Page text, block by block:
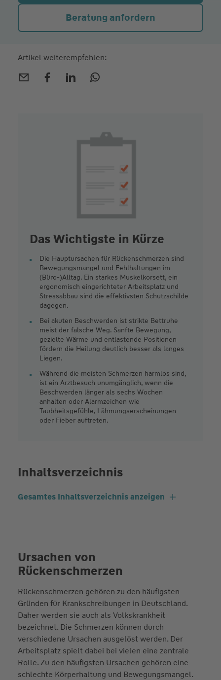
Beratung anfordern
Artikel weiterempfehlen:
Das Wichtigste in Kürze
Die Hauptursachen für Rückenschmerzen sind
Bewegungsmangel und Fehlhaltungen im
(Büro-)Alltag. Ein starkes Muskelkorsett, ein
ergonomisch eingerichteter Arbeitsplatz und
Stressabbau sind die effektivsten Schutzschilde
dagegen.
Bei akuten Beschwerden ist strikte Bettruhe
meist der falsche Weg. Sanfte Bewegung,
gezielte Wärme und entlastende Positionen
fördern die Heilung deutlich besser als langes
Liegen.
Während die meisten Schmerzen harmlos sind,
ist ein Arztbesuch unumgänglich, wenn die
Beschwerden länger als sechs Wochen
anhalten oder Alarmzeichen wie
Taubheitsgefühle, Lähmungserscheinungen
oder Fieber auftreten.
Inhaltsverzeichnis
Gesamtes Inhaltsverzeichnis anzeigen
Ursachen von
Rückenschmerzen
Rückenschmerzen gehören zu den häufigsten
Gründen für Krankschreibungen in Deutschland.
Daher werden sie auch als Volkskrankheit
bezeichnet. Die Schmerzen können durch
verschiedene Ursachen ausgelöst werden. Der
Arbeitsplatz spielt dabei bei vielen eine zentrale
Rolle. Zu den häufigsten Ursachen gehören eine
schlechte Körperhaltung und Bewegungsmangel.